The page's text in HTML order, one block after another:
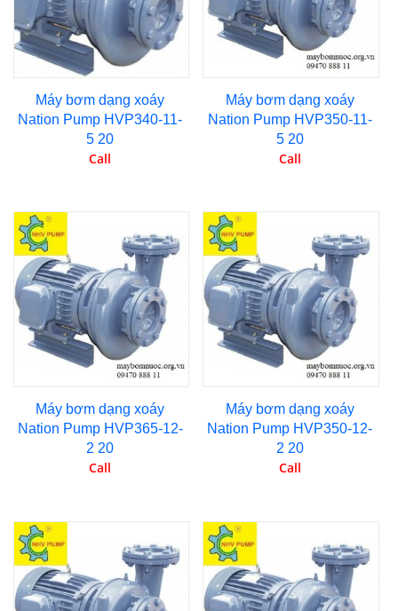
Máy bơm dạng xoáy
Nation Pump HVP340-11-
5 20
Call
Máy bơm dạng xoáy
Nation Pump HVP350-11-
5 20
Call
Máy bơm dạng xoáy
Nation Pump HVP365-12-
2 20
Call
Máy bơm dạng xoáy
Nation Pump HVP350-12-
2 20
Call